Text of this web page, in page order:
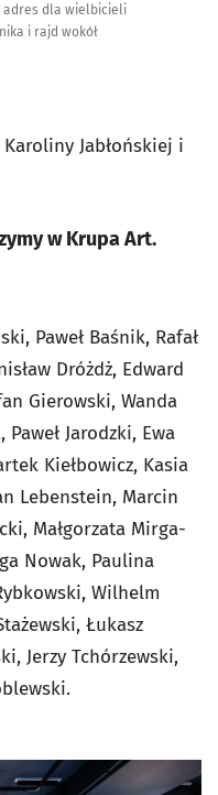
adres dla wielbicieli
i rajd wokół
Jabłońskiej i
w Krupa Art.
Paweł Baśnik, Rafał
Dróżdż, Edward
Gierowski, Wanda
Jarodzki, Ewa
Kiełbowicz, Kasia
Lebenstein, Marcin
Małgorzata Mirga-
Nowak, Paulina
Wilhelm
Łukasz
Jerzy Tchórzewski,